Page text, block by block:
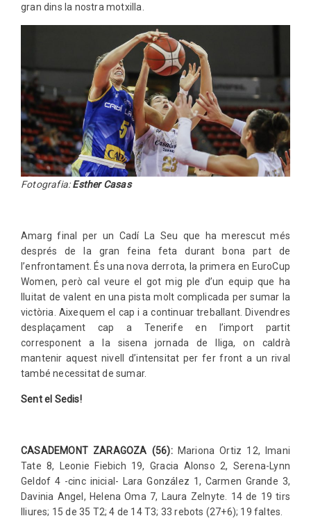
gran dins la nostra motxilla.
Fotografia:Esther Casas
Amarg final per un Cadí La Seu que ha merescut més
després de la gran feina feta durant bona part de
l’enfrontament. És una nova derrota, la primera en EuroCup
Women, però cal veure el got mig ple d’un equip que ha
lluitat de valent en una pista molt complicada per sumar la
victòria. Aixequem el cap i a continuar treballant. Divendres
desplaçament cap a Tenerife en l’import partit
corresponent a la sisena jornada de lliga, on caldrà
mantenir aquest nivell d’intensitat per fer front a un rival
també necessitat de sumar.
Sent el Sedis!
CASADEMONT ZARAGOZA (56):Mariona Ortiz 12, Imani
Tate 8, Leonie Fiebich 19, Gracia Alonso 2, Serena-Lynn
Geldof 4 -cinc inicial- Lara González 1, Carmen Grande 3,
Davinia Angel, Helena Oma 7, Laura Zelnyte. 14 de 19 tirs
lliures; 15 de 35 T2; 4 de 14 T3; 33 rebots (27+6); 19 faltes.